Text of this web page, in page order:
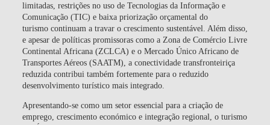
limitadas, restrições no uso de Tecnologias da Informação e
Comunicação (TIC) e baixa priorização orçamental do
turismo continuam a travar o crescimento sustentável. Além disso,
e apesar de políticas promissoras como a Zona de Comércio Livre
Continental Africana (ZCLCA) e o Mercado Único Africano de
Transportes Aéreos (SAATM), a conectividade transfronteiriça
reduzida contribui também fortemente para o reduzido
desenvolvimento turístico mais integrado.
Apresentando-se como um setor essencial para a criação de
emprego, crescimento económico e integração regional, o turismo